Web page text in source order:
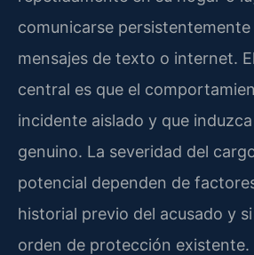
comunicarse
mensajes de texto o internet.
central es que el
incidente aislado y que
genuino. La severidad del
potencial dependen de
historial previo del acusado y
orden de protección existente.